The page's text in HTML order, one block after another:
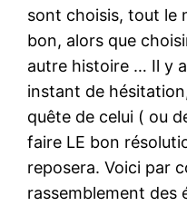
sont choisis, tout le
bon, alors que
autre histoire … Il y
instant de
quête de celui ( ou
faire LE bon
reposera. Voici par
rassemblement des